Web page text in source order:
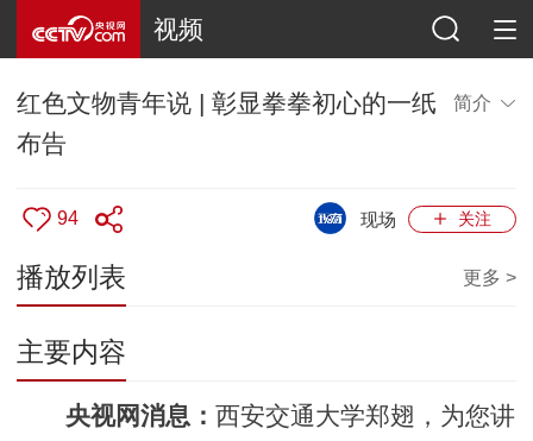
视频
红色文物青年说 | 彰显拳拳初心的一纸
布告
简介
94 关注
现场
播放列表 更多 >
主要内容
央视网消息： 西安交通大学郑翅，为您讲